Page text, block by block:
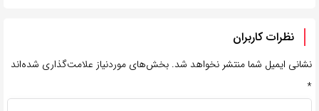
نظرات کاربران
نشانی ایمیل شما منتشر نخواهد شد. بخش‌های موردنیاز علامت‌گذاری شده‌اند
*